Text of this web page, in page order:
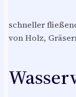
schneller
von Holz,